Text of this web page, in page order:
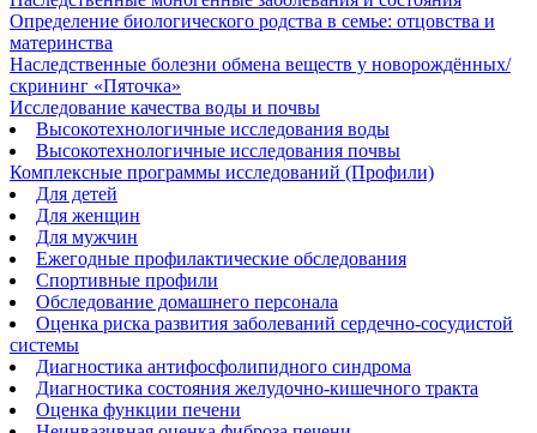
Определение биологического родства в семье: отцовства и
материнства
Наследственные болезни обмена веществ у новорождённых/
скрининг «Пяточка»
Исследование качества воды и почвы
Высокотехнологичные исследования воды
Высокотехнологичные исследования почвы
Комплексные программы исследований (Профили)
Для детей
Для женщин
Для мужчин
Ежегодные профилактические обследования
Спортивные профили
Обследование домашнего персонала
Оценка риска развития заболеваний сердечно-сосудистой
системы
Диагностика антифосфолипидного синдрома
Диагностика состояния желудочно-кишечного тракта
Оценка функции печени